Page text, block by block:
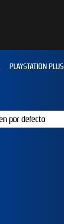
PLAYSTATION PLUS